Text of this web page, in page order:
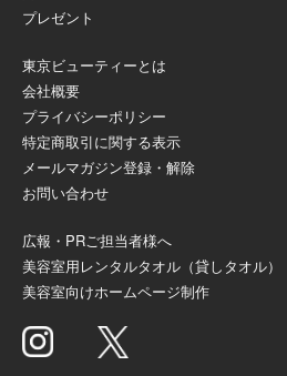
プレゼント
東京ビューティーとは
会社概要
プライバシーポリシー
特定商取引に関する表示
メールマガジン登録・解除
お問い合わせ
広報・PRご担当者様へ
美容室用レンタルタオル（貸しタオル）
美容室向けホームページ制作